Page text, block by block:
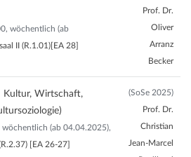
wöchentlich (ab
II (R.1.01)[EA 28]
Prof. Dr.
Oliver
Arranz
Becker
Kultur, Wirtschaft,
wöchentlich (ab 04.04.2025),
[EA 26-27]
(SoSe 2025)
Prof. Dr.
Christian
Jean-Marcel